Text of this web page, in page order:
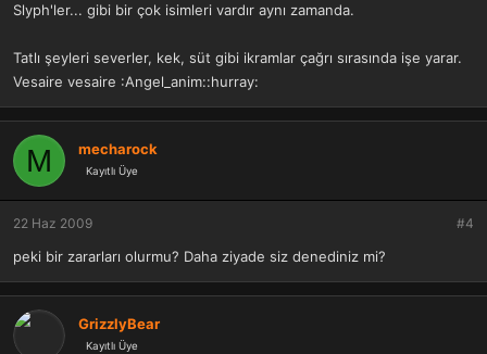
Slyph'ler... gibi bir çok isimleri vardır aynı zamanda.
Tatlı şeyleri severler, kek, süt gibi ikramlar çağrı sırasında işe yarar.
Vesaire vesaire :Angel_anim::hurray:
M mecharock
Kayıtlı Üye
22 Haz 2009 #4
peki bir zararları olurmu? Daha ziyade siz denediniz mi?
GrizzlyBear
Kayıtlı Üye